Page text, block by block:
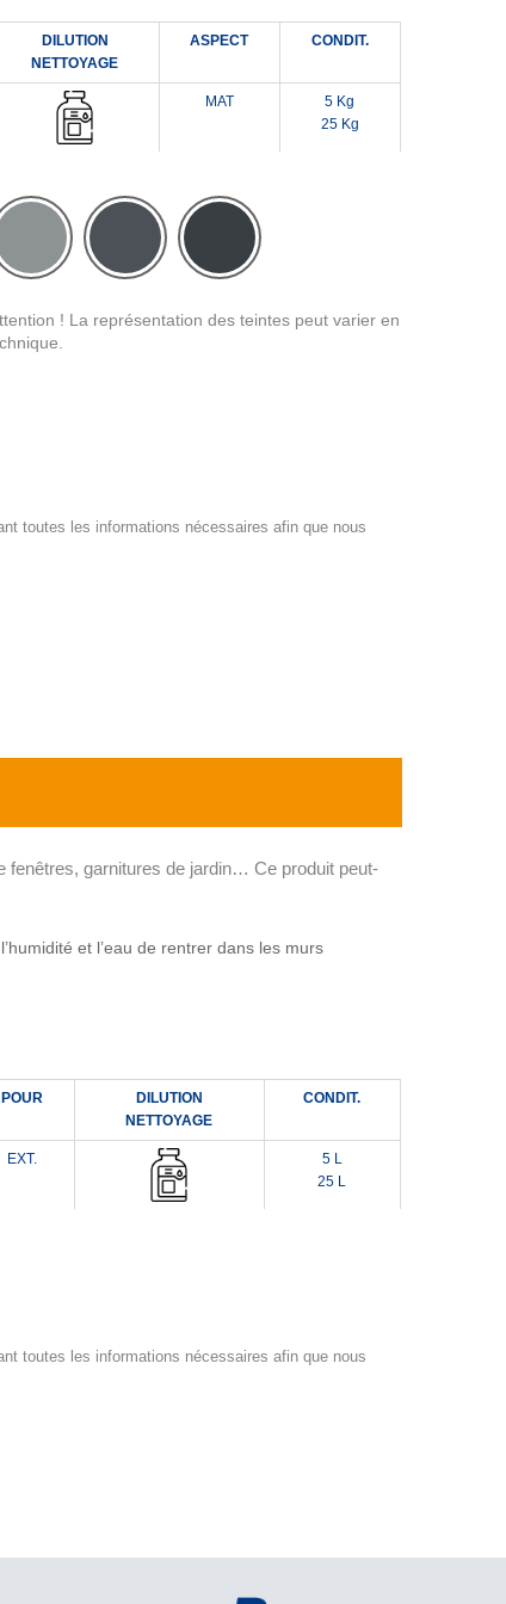
DILUTION
NETTOYAGE
ASPECT CONDIT.
MAT
5 Kg
25 Kg
! La représentation des teintes peut varier en
toutes les informations nécessaires afin que nous
fenêtres, garnitures de jardin… Ce produit peut-
et l’eau de rentrer dans les murs
POUR
DILUTION
NETTOYAGE
CONDIT.
EXT.
5 L
25 L
toutes les informations nécessaires afin que nous